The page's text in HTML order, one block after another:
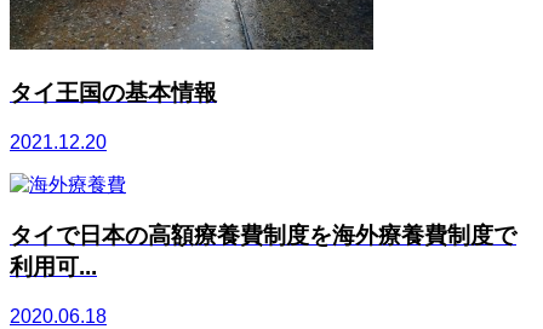
タイ王国の基本情報
2021.12.20
タイで日本の高額療養費制度を海外療養費制度で
利用可...
2020.06.18